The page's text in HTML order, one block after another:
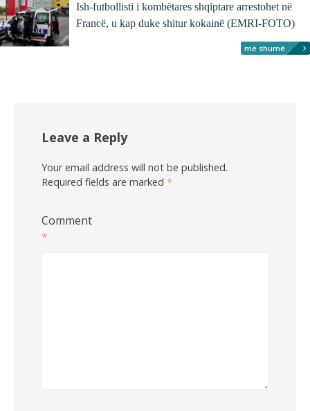
Ish-futbollisti i kombëtares shqiptare arrestohet në
Francë, u kap duke shitur kokainë (EMRI-FOTO)
më shumë...
Leave a Reply
Your email address will not be published.
Required fields are marked *
Comment
*